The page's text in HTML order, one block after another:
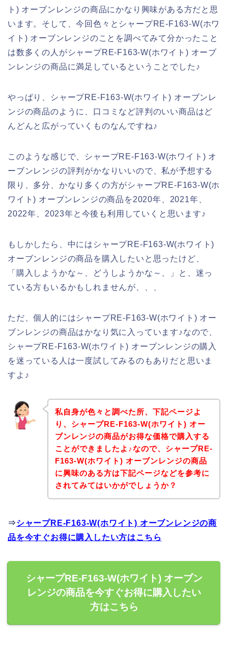
ト) オーブンレンジの商品にかなり興味がある方だと思
います。そして、今回色々とシャープRE-F163-W(ホワ
イト) オーブンレンジのことを調べてみて分かったこと
は数多くの人がシャープRE-F163-W(ホワイト) オーブ
ンレンジの商品に満足しているということでした♪
やっぱり、シャープRE-F163-W(ホワイト) オーブンレ
ンジの商品のように、口コミなど評判のいい商品はど
んどんと広がっていくものなんですね♪
このような感じで、シャープRE-F163-W(ホワイト) オ
ーブンレンジの評判がかなりいいので、私が予想する
限り、多分、かなり多くの方がシャープRE-F163-W(ホ
ワイト) オーブンレンジの商品を2020年、2021年、
2022年、2023年と今後も利用していくと思います♪
もしかしたら、中にはシャープRE-F163-W(ホワイト)
オーブンレンジの商品を購入したいと思ったけど、
「購入しようかな～、どうしようかな～、」と、迷っ
ている方もいるかもしれませんが、、、
ただ、個人的にはシャープRE-F163-W(ホワイト) オー
ブンレンジの商品はかなり気に入っています♪なので、
シャープRE-F163-W(ホワイト) オーブンレンジの購入
を迷っている人は一度試してみるのもありだと思いま
すよ♪
私自身が色々と調べた所、下記ページよ
り、シャープRE-F163-W(ホワイト) オー
ブンレンジの商品がお得な価格で購入する
ことができましたよ♪なので、シャープRE-
F163-W(ホワイト) オーブンレンジの商品
に興味のある方は下記ページなどを参考に
されてみてはいかがでしょうか？
⇒シャープRE-F163-W(ホワイト) オーブンレンジの商
品を今すぐお得に購入したい方はこちら
シャープRE-F163-W(ホワイト) オーブン
レンジの商品を今すぐお得に購入したい
方はこちら